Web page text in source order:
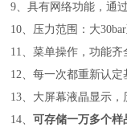
9、具有网络功能，通
10、压力范围：大
11、菜单操作，功能齐
12、每一次都重新认定
13、大屏幕液晶显示，
14、可存储一万多个